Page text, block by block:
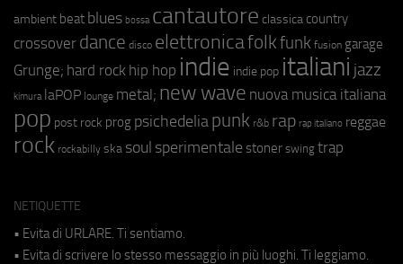
ambient beat blues bossa cantautore classica country
crossover dance disco elettronicafolkfunk fusion garage
Grunge; hard rock hip hop indie indie pop italiani jazz
kimura laPOP lounge metal; new wave nuova musica italiana
pop post rock prog psichedeliapunk r&b rap rap italiano reggae
rock rockabilly ska soul sperimentale stoner swing trap
NETIQUETTE
• Evita di URLARE. Ti sentiamo.
• Evita di scrivere lo stesso messaggio in più luoghi. Ti leggiamo.